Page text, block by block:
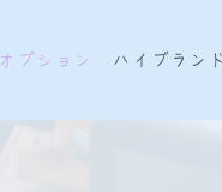
オプション ハイブラン